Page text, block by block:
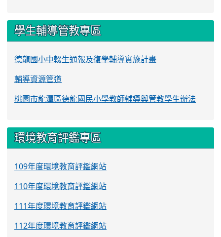
學生輔導管教專區
德龍國小中輟生通報及復學輔導實施計畫
輔導資源管道
桃園市龍潭區德龍國民小學教師輔導與管教學生辦法
環境教育評鑑專區
109年度環境教育評鑑網站
110年度環境教育評鑑網站
111年度環境教育評鑑網站
112年度環境教育評鑑網站